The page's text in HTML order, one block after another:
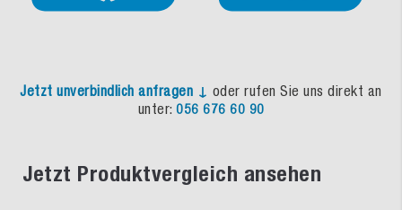
Jetzt unverbindlich anfragen ↓ oder rufen Sie uns direkt an
unter: 056 676 60 90
Jetzt Produktvergleich ansehen